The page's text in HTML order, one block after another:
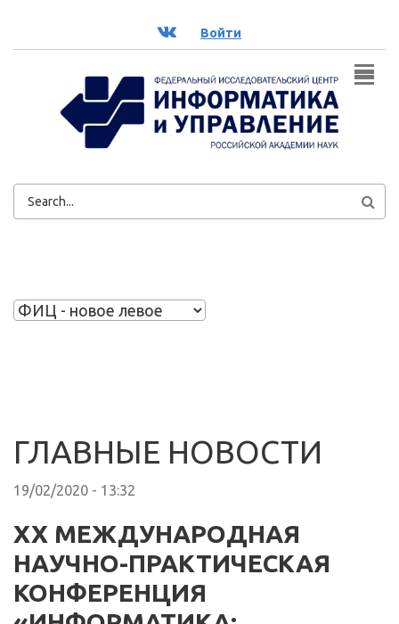
ВК Войти
ФОРМА
ГЛАВНЫЕ НОВОСТИ
19/02/2020 - 13:32
XX МЕЖДУНАРОДНАЯ
НАУЧНО-ПРАКТИЧЕСКАЯ
КОНФЕРЕНЦИЯ